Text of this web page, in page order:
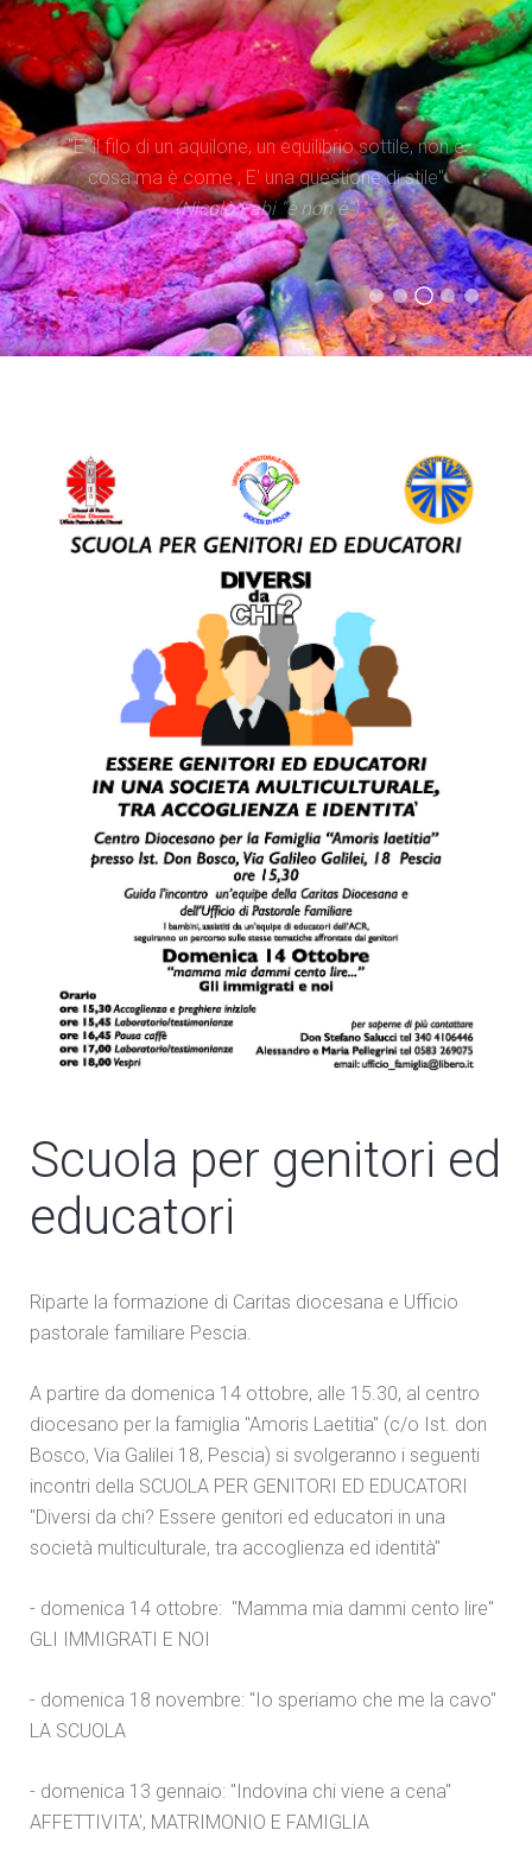
(Don Tonino Bello)
"Il tempo è superiore allo spazio. Dare priorità al
tempo significa occuparsi di iniziare processi, più
che di possedere spazi"
(Evangelii Gaudium)
"E' il filo di un aquilone, un equilibrio sottile, non è
cosa ma è come , E' una questione di stile"
(Nicolò Fabi “è non è”)
(Statuto Caritas Italiana)
Scuola per genitori ed
educatori
Riparte la formazione di Caritas diocesana e Ufficio
pastorale familiare Pescia.
A partire da domenica 14 ottobre, alle 15.30, al centro
diocesano per la famiglia "Amoris Laetitia" (c/o Ist. don
Bosco, Via Galilei 18, Pescia) si svolgeranno i seguenti
incontri della SCUOLA PER GENITORI ED EDUCATORI
"Diversi da chi? Essere genitori ed educatori in una
società multiculturale, tra accoglienza ed identità"
- domenica 14 ottobre: "Mamma mia dammi cento lire"
GLI IMMIGRATI E NOI
- domenica 18 novembre: "Io speriamo che me la cavo"
LA SCUOLA
- domenica 13 gennaio: "Indovina chi viene a cena"
AFFETTIVITA', MATRIMONIO E FAMIGLIA